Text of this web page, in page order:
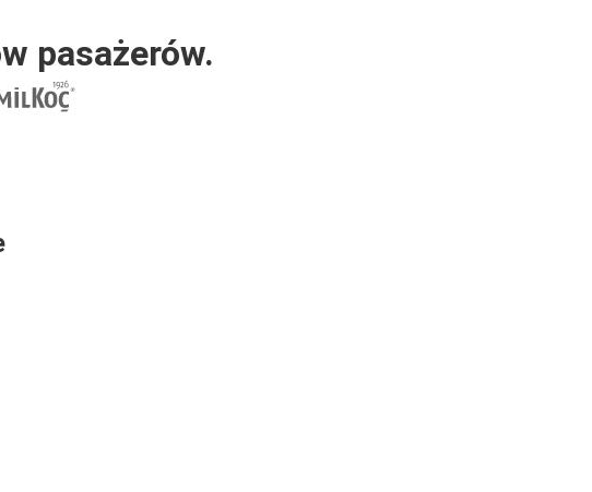
pasażerów.